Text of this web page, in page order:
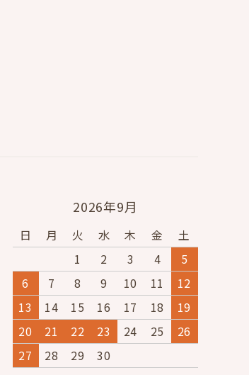
2026年9月
日 月 火 水 木 金
土
1
2 3 4
5
6
7 8 9 10 11
12
13
14 15 16 17 18
19
20
21 22 23 24 25
26
27
28 29 30